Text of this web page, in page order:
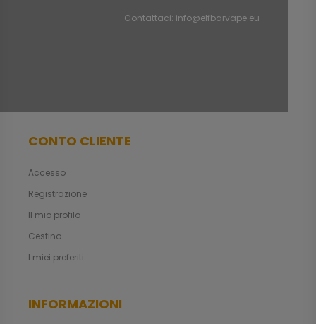
Contattaci: info@elfbarvape.eu
CONTO CLIENTE
Accesso
Registrazione
Il mio profilo
Cestino
I miei preferiti
INFORMAZIONI